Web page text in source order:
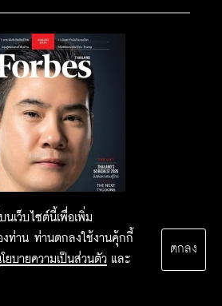
เว็บไซต์นี้เพื่อเพิ่ม
งท่าน ท่านตกลงใช้งานคุ้กกี้
ยบายความเป็นส่วนตัว และ
ตกลง
ALL RIGHTS RESERVED